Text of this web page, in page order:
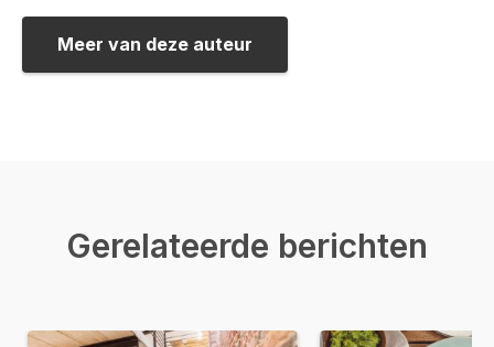
Meer van deze auteur
Gerelateerde berichten